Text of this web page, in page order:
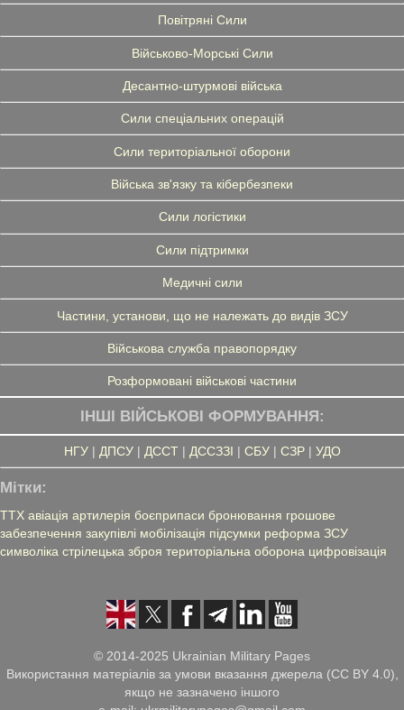
Повітряні Сили
Військово-Морські Сили
Десантно-штурмові війська
Сили спеціальних операцій
Сили територіальної оборони
Війська зв'язку та кібербезпеки
Сили логістики
Сили підтримки
Медичні сили
Частини, установи, що не належать до видів ЗСУ
Військова служба правопорядку
Розформовані військові частини
ІНШІ ВІЙСЬКОВІ ФОРМУВАННЯ:
НГУ| ДПСУ| ДССТ| ДССЗЗІ | СБУ| СЗР| УДО
Мітки:
ТТХ авіація артилерія боєприпаси бронювання грошове
забезпечення закупівлі мобілізація підсумки реформа ЗСУ
символіка стрілецька зброя територіальна оборона цифровізація
© 2014-2025 Ukrainian Military Pages
Використання матеріалів за умови вказання джерела (CC BY 4.0),
якщо не зазначено іншого